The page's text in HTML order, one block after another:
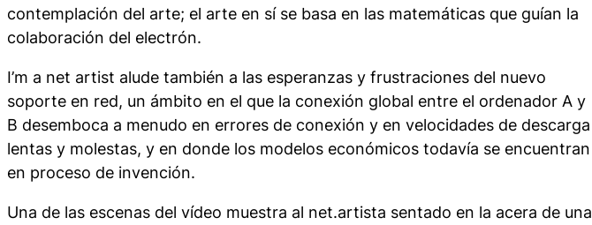
contemplación del arte; el arte en sí se basa en las matemáticas que guían la
colaboración del electrón.
I’m a net artist alude también a las esperanzas y frustraciones del nuevo
soporte en red, un ámbito en el que la conexión global entre el ordenador A y
B desemboca a menudo en errores de conexión y en velocidades de descarga
lentas y molestas, y en donde los modelos económicos todavía se encuentran
en proceso de invención.
Una de las escenas del vídeo muestra al net.artista sentado en la acera de una